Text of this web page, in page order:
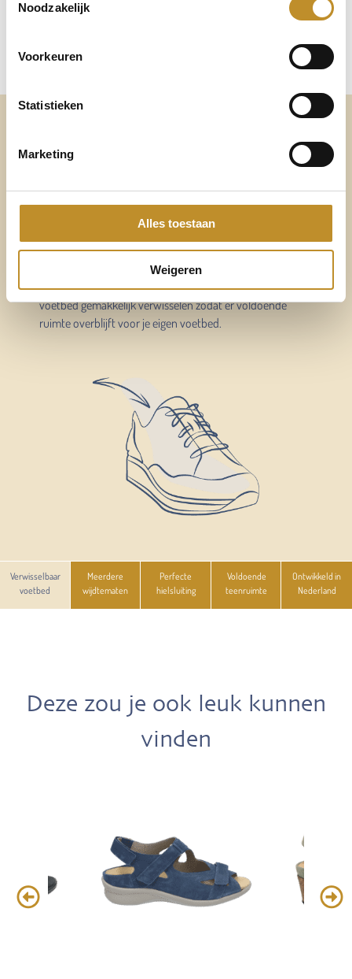
Noodzakelijk
Voorkeuren
Statistieken
Marketing
Alles toestaan
Weigeren
Altijd voldoende ruimte
voor mijn eigen voetbed
Verwisselbaar voetbed
ergonomisch gevormd voetbed.
Draag je een op maat gemaakt voetbed? Dan kun je het
voetbed gemakkelijk verwisselen zodat er voldoende
ruimte overblijft voor je eigen voetbed.
Verwisselbaar
voetbed
Meerdere
wijdtematen
Perfecte
hielsluiting
Voldoende
teenruimte
Ontwikkeld in
Nederland
Deze zou je ook leuk kunnen
vinden